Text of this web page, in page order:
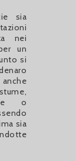
sia
nei
un
si
o
sia